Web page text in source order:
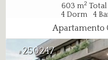
603 m2
4 Dorm 4
Apartamento
#250247